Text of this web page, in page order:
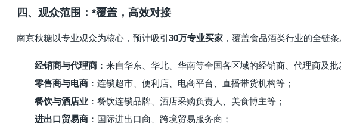
四、观众范围：*覆盖，高效对接
南京秋糖以专业观众为核心，预计吸引30万专业买家 ，覆盖食品酒类行业的全链条
经销商与代理商 ：来自华东、华北、华南等全国各区域的经销商、代理商及批
零售商与电商 ：连锁超市、便利店、电商平台、直播带货机构等；
餐饮与酒店业 ：餐饮连锁品牌、酒店采购负责人、美食博主等；
进出口贸易商 ：国际进出口商、跨境贸易服务商；